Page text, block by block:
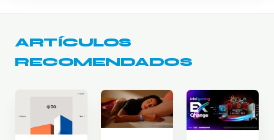
ARTÍCULOS
RECOMENDADOS